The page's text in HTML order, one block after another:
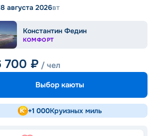
августа 2026вт
Константин Федин
КОМФОРТ
700 ₽ / чел
Выбор каюты
+1 000Круизных миль